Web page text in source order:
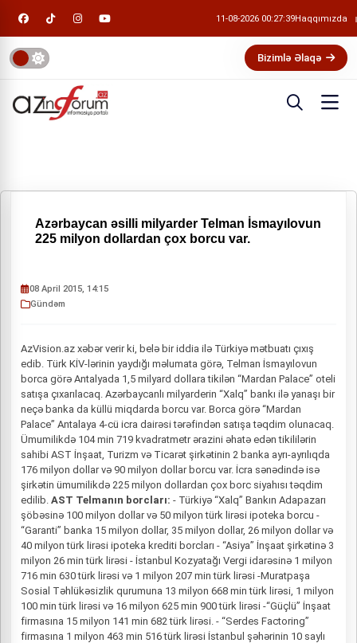
11-08-2026 00:27:39Haqqımızda
Bizimlə Əlaqə
Azərbaycan əsilli milyarder Telman İsmayılovun
225 milyon dollardan çox borcu var.
08 April 2015, 14:15
Gündəm
AzVision.az xəbər verir ki, belə bir iddia ilə Türkiyə mətbuatı çıxış
edib. Türk KİV-lərinin yaydığı məlumata görə, Telman İsmayılovun
borca görə Antalyada 1,5 milyard dollara tikilən “Mardan Palace” oteli
satışa çıxarılacaq. Azərbaycanlı milyarderin “Xalq” bankı ilə yanaşı bir
neçə banka da küllü miqdarda borcu var. Borca görə “Mardan
Palace” Antalaya 4-cü icra dairəsi tərəfindən satışa təqdim olunacaq.
Ümumilikdə 104 min 719 kvadratmetr ərazini əhatə edən tikililərin
sahibi AST İnşaat, Turizm və Ticarət şirkətinin 2 banka ayrı-ayrılıqda
176 milyon dollar və 90 milyon dollar borcu var. İcra sənədində isə
şirkətin ümumilikdə 225 milyon dollardan çox borc siyahısı təqdim
edilib. AST Telmanın borcları: - Türkiyə “Xalq” Bankın Adapazarı
şöbəsinə 100 milyon dollar və 50 milyon türk lirəsi ipoteka borcu -
“Garanti” banka 15 milyon dollar, 35 milyon dollar, 26 milyon dollar və
40 milyon türk lirəsi ipoteka krediti borcları - “Asiya” İnşaat şirkətinə 3
milyon 26 min türk lirəsi - İstanbul Kozyatağı Vergi idarəsinə 1 milyon
716 min 630 türk lirəsi və 1 milyon 207 min türk lirəsi -Muratpaşa
Sosial Təhlükəsizlik qurumuna 13 milyon 668 min türk lirəsi, 1 milyon
100 min türk lirəsi və 16 milyon 625 min 900 türk lirəsi -“Güçlü” İnşaat
firmasına 15 milyon 141 min 682 türk lirəsi. - “Serdes Factoring”
firmasına 1 milyon 463 min 516 türk lirəsi İstanbul şəhərinin 10 saylı